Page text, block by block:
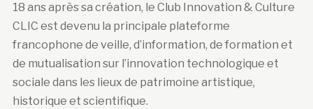
18 ans après sa création, le Club Innovation & Culture
CLIC est devenu la principale plateforme
francophone de veille, d’information, de formation et
de mutualisation sur l’innovation technologique et
sociale dans les lieux de patrimoine artistique,
historique et scientifique.